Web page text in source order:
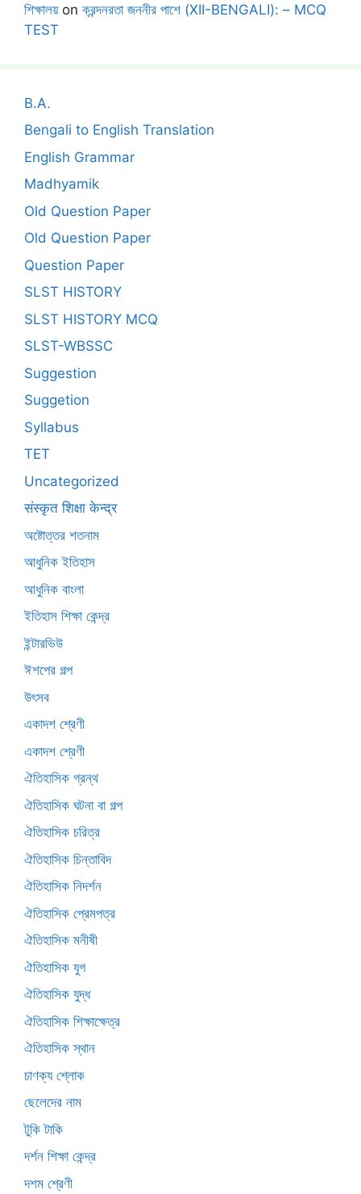
শিক্ষালয়onক্রন্দনরতা জননীর পাশে (XII-BENGALI): – MCQ
TEST
B.A.
Bengali to English Translation
English Grammar
Madhyamik
Old Question Paper
Old Question Paper
Question Paper
SLST HISTORY
SLST HISTORY MCQ
SLST-WBSSC
Suggestion
Suggetion
Syllabus
TET
Uncategorized
संस्कृत शिक्षा केन्द्र
অষ্টোত্তর শতনাম
আধুনিক ইতিহাস
আধুনিক বাংলা
ইতিহাস শিক্ষা কেন্দ্র
ইন্টারভিউ
ঈশপের গল্প
উৎসব
একাদশ শ্রেণী
একাদশ শ্রেণী
ঐতিহাসিক গ্রন্থ
ঐতিহাসিক ঘটনা বা গল্প
ঐতিহাসিক চরিত্র
ঐতিহাসিক চিন্তাবিদ
ঐতিহাসিক নিদর্শন
ঐতিহাসিক প্রেমপত্র
ঐতিহাসিক মনীষী
ঐতিহাসিক যুগ
ঐতিহাসিক যুদ্ধ
ঐতিহাসিক শিক্ষাক্ষেত্র
ঐতিহাসিক স্থান
চাণক্য শ্লোক
ছেলেদের নাম
টুকি টাকি
দর্শন শিক্ষা কেন্দ্র
দশম শ্রেণী